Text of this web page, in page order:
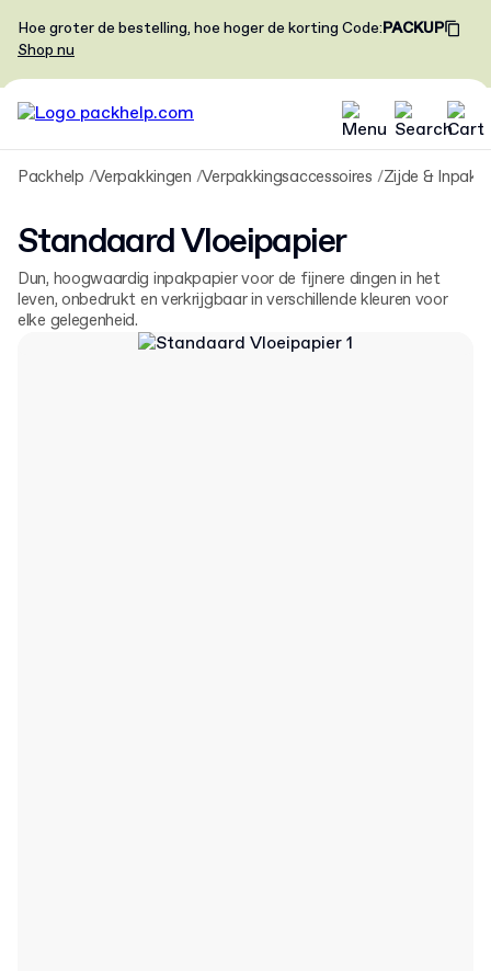
Hoe groter de bestelling, hoe hoger de korting Code:PACKUP
Shop nu
Packhelp Verpakkingen Verpakkingsaccessoires Zijde &
Standaard Vloeipapier
Dun, hoogwaardig inpakpapier voor de fijnere dingen in het
leven, onbedrukt en verkrijgbaar in verschillende kleuren voor
elke gelegenheid.